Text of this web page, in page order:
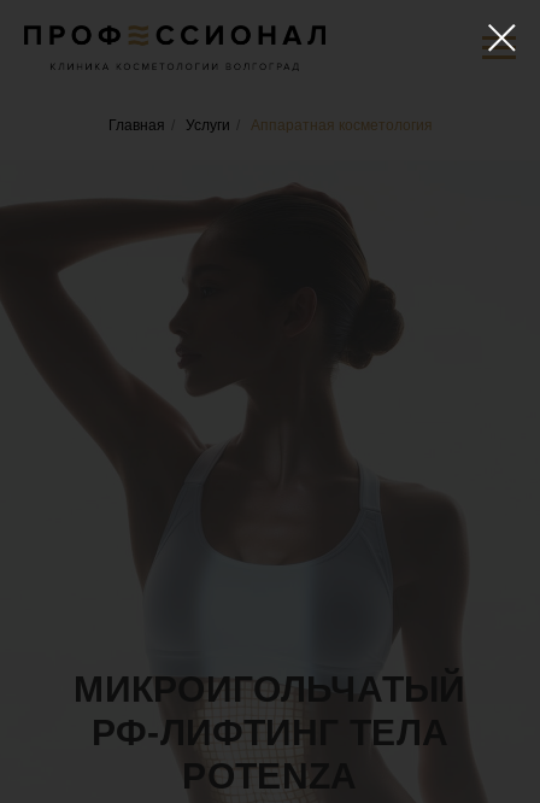
Главная Услуги Аппаратная косметология
МИКРОИГОЛЬЧАТЫЙ
РФ-ЛИФТИНГ ТЕЛА
POTENZA